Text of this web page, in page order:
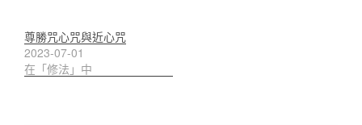
尊勝咒心咒與近心咒
2023-07-01
在「修法」中